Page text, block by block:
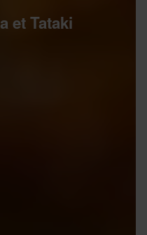
et Tataki